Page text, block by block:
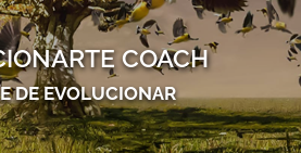
COACH
DE EVOLUCIONAR